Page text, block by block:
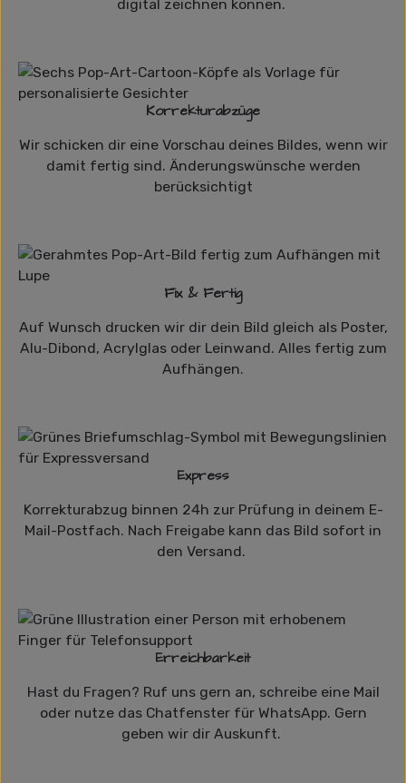
digital zeichnen können.
Korrekturabzüge
Wir schicken dir eine Vorschau deines Bildes, wenn wir
damit fertig sind. Änderungswünsche werden
berücksichtigt
Fix & Fertig
Auf Wunsch drucken wir dir dein Bild gleich als Poster,
Alu-Dibond, Acrylglas oder Leinwand. Alles fertig zum
Aufhängen.
Express
Korrekturabzug binnen 24h zur Prüfung in deinem E-
Mail-Postfach. Nach Freigabe kann das Bild sofort in
den Versand.
Erreichbarkeit
Hast du Fragen? Ruf uns gern an, schreibe eine Mail
oder nutze das Chatfenster für WhatsApp. Gern
geben wir dir Auskunft.